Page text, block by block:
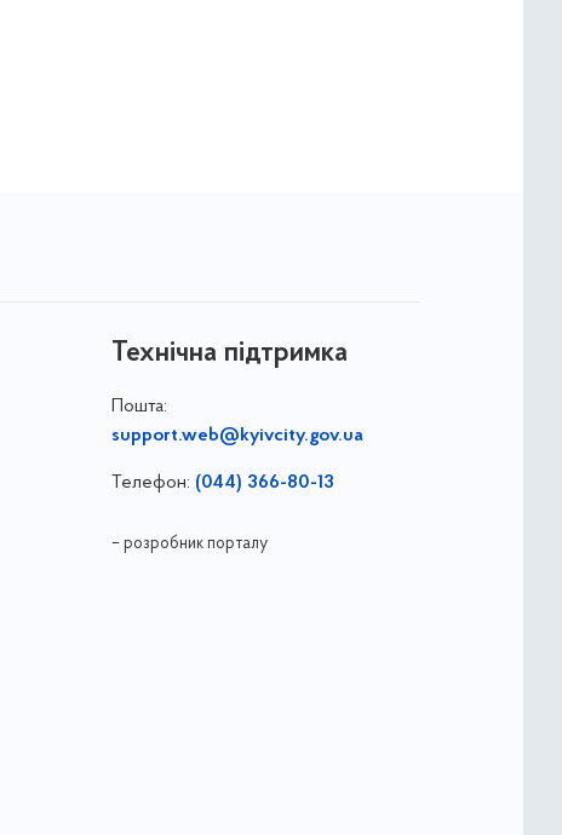
Технічна підтримка
Пошта:
support.web@kyivcity.gov.ua
Телефон: (044) 366-80-13
– розробник порталу